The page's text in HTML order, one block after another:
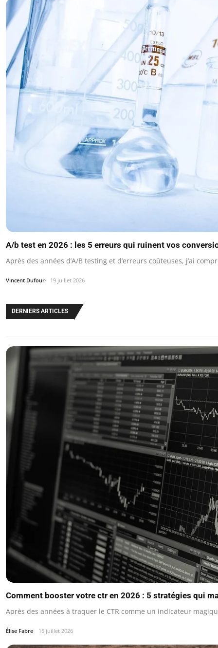
A/b test en 2026 : les 5 erreurs qui ruinent vos
Après des années d’A/B testing et d’erreurs coûteuses, j’ai
Vincent Dufour 19 juillet 2026
DERNIERS ARTICLES
Comment booster votre ctr en 2026 : 5 stratégies qui
Après des années à traquer le CTR comme un indicateur
Élise Fabre 15 juillet 2026